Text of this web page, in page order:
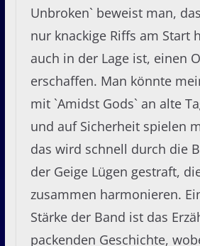
Unbroken` beweist man,
nur knackige Riffs am Start
auch in der Lage ist, einen
erschaffen. Man könnte
mit `Amidst Gods` an alte
und auf Sicherheit spielen
das wird schnell durch die
der Geige Lügen gestraft,
zusammen harmonieren.
Stärke der Band ist das
packenden Geschichte,